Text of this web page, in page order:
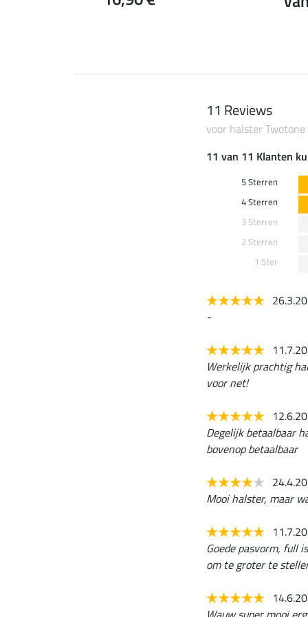
11 Reviews
voor halster Twotone
11 van 11 Klanten
5 Sterren
4 Sterren
3 Sterren
2 Sterren
1 Ster
-
Werkelijk prachtig
voor net!
Degelijk betaalbaar
bovenop betaalbaar
Mooi halster, maar
Goede pasvorm, full
om te groter te